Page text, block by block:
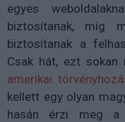
egyes
biztosítanak, míg
biztosítanak a
Csak hát, ezt
amerikai
kellett egy olyan
hasán érzi meg a